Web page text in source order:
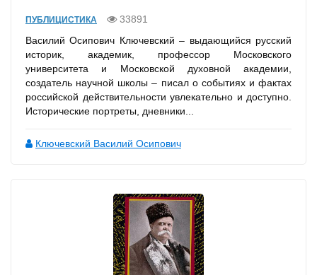
ПУБЛИЦИСТИКА
33891
Василий Осипович Ключевский – выдающийся русский
историк, академик, профессор Московского
университета и Московской духовной академии,
создатель научной школы – писал о событиях и фактах
российской действительности увлекательно и доступно.
Исторические портреты, дневники...
Ключевский Василий Осипович